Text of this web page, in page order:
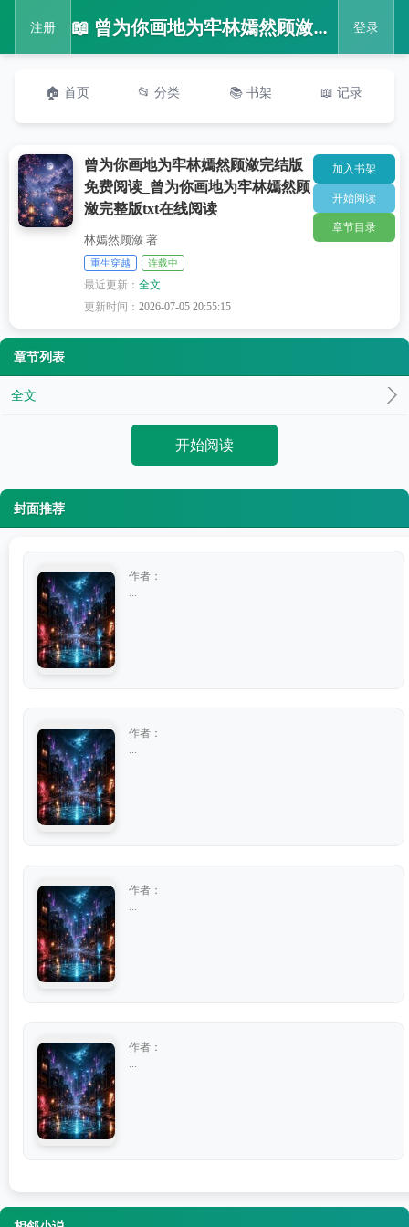
注册 📖 曾为你画地为牢林嫣然顾潋完结版免费阅读_曾为你画地为牢林嫣然顾潋完整版txt在线阅读 登录
🏠 首页 📂 分类 📚 书架 📖 记录
曾为你画地为牢林嫣然顾潋完结版
免费阅读_曾为你画地为牢林嫣然顾
潋完整版txt在线阅读
林嫣然顾潋 著
重生穿越 连载中
最近更新：全文
更新时间：2026-07-05 20:55:15
加入书架
开始阅读
章节目录
章节列表
全文
开始阅读
封面推荐
作者：
作者：
作者：
作者：